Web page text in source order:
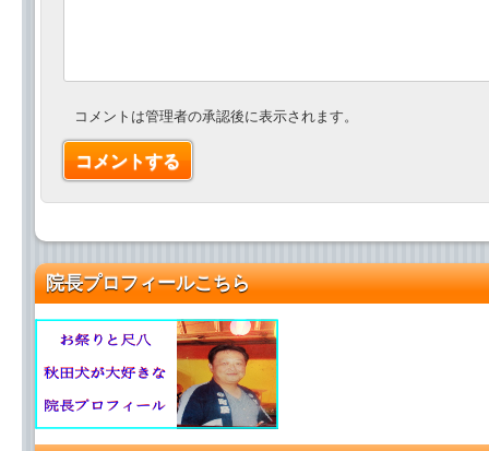
コメントは管理者の承認後に表示されます。
院長プロフィールこちら